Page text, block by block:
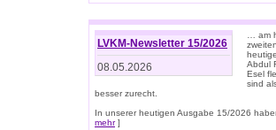
LVKM-Newsletter 15/2026
08.05.2026
… am
Abdul
Esel
sind
besser zurecht.
In unserer heutigen Ausgabe 15/2026
mehr]